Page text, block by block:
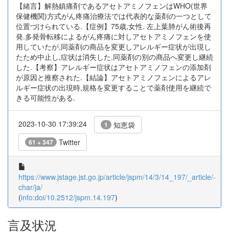
【緒言】解熱鎮痛剤であるアセトアミノフェンはWHO(世界
保健機関)方式がん疼痛治療法では代表的な薬剤の一つとして
位置づけられている.【症例】75歳,女性. 左上葉肺がん術後再
発.多発骨転移によるがん疼痛に対しアセトアミノフェンを使
用していたが,同薬剤の商品を変更しアレルギー症状が出現し
たため中止し,症状は消失した.同薬剤の別の商品へ変更し継続
した.【考察】アレルギー症状はアセトアミノフェンの添加剤
が原因と推察された.【結論】アセトアミノフェンによるアレ
ルギー症状の出現時,規格を変更することで薬剤使用を継続で
きる可能性がある.
2023-10-30 17:39:24 1 知恵袋
61 + 347 Twitter
https://www.jstage.jst.go.jp/article/jspm/14/3/14_197/_article/-
char/ja/
(info:doi/10.2512/jspm.14.197)
言及状況